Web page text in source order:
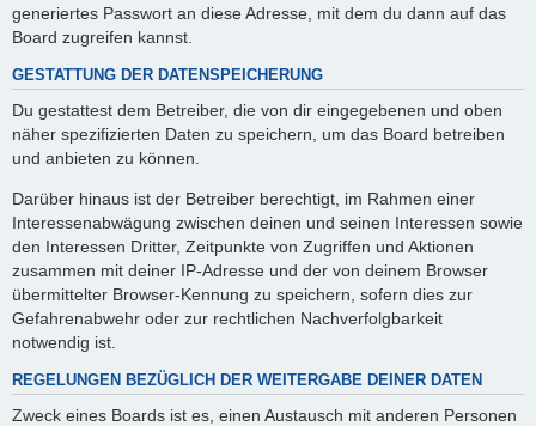
generiertes Passwort an diese Adresse, mit dem du dann auf das
Board zugreifen kannst.
GESTATTUNG DER DATENSPEICHERUNG
Du gestattest dem Betreiber, die von dir eingegebenen und oben
näher spezifizierten Daten zu speichern, um das Board betreiben
und anbieten zu können.
Darüber hinaus ist der Betreiber berechtigt, im Rahmen einer
Interessenabwägung zwischen deinen und seinen Interessen sowie
den Interessen Dritter, Zeitpunkte von Zugriffen und Aktionen
zusammen mit deiner IP-Adresse und der von deinem Browser
übermittelter Browser-Kennung zu speichern, sofern dies zur
Gefahrenabwehr oder zur rechtlichen Nachverfolgbarkeit
notwendig ist.
REGELUNGEN BEZÜGLICH DER WEITERGABE DEINER DATEN
Zweck eines Boards ist es, einen Austausch mit anderen Personen